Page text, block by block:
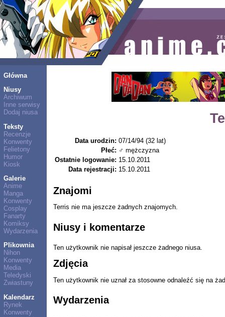
Główna
Niusy
Archiwum
Inne serwisy
Dodaj niusa
Teksty
Recenzje
Konwenty
Felietony
Humor
Kiosk
Galerie
Anime
Manga
Konwenty
Cosplay
Fanarty
Komiksy
Wydarzenia
Plikownia
Nihon
Konwenty
Media
Teledyski
Zwiastuny
Kalendarz
Rynek
Konwenty
Data urodzin: 07/14/94 (32 lat)
Płeć: ♂ mężczyzna
Ostatnie logowanie: 15.10.2011
Data rejestracji: 15.10.2011
Znajomi
Terris nie ma jeszcze żadnych znajomych.
Niusy i komentarze
Ten użytkownik nie napisał jeszcze żadnego niusa.
Zdjęcia
Ten użytkownik nie uznał za stosowne odnaleźć się na
Wydarzenia